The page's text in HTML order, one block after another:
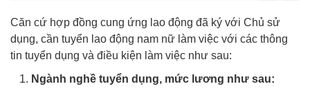
Căn cứ hợp đồng cung ứng lao động đã ký với Chủ sử
dụng, cần tuyển lao động nam nữ làm việc với các thông
tin tuyển dụng và điều kiện làm việc như sau:
Ngành nghề tuyển dụng, mức lương như sau: